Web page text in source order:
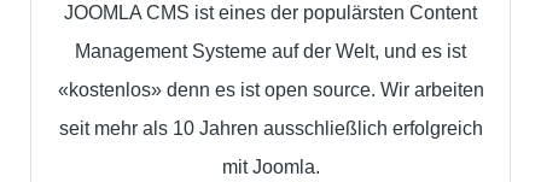
JOOMLA CMS ist eines der populärsten Content
Management Systeme auf der Welt, und es ist
«kostenlos» denn es ist open source. Wir arbeiten
seit mehr als 10 Jahren ausschließlich erfolgreich
mit Joomla.